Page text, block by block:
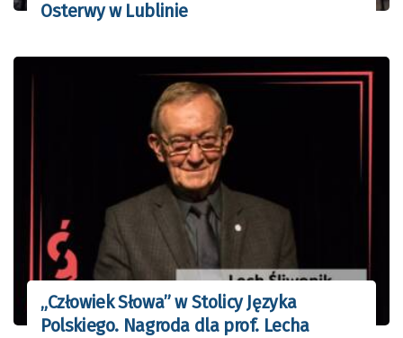
Osterwy w Lublinie
„Człowiek Słowa” w Stolicy Języka
Polskiego. Nagroda dla prof. Lecha